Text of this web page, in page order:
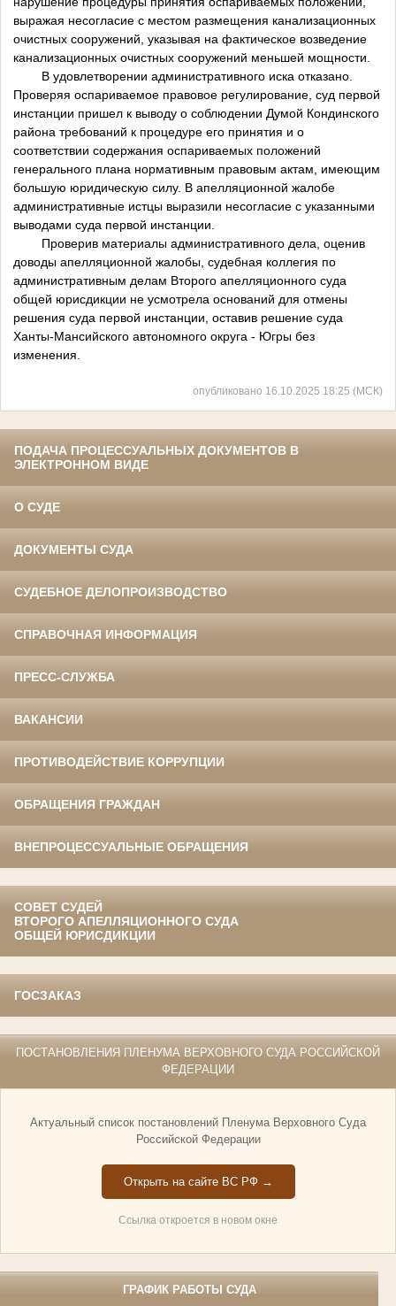
выражая несогласие с местом размещения канализационных
очистных сооружений, указывая на фактическое возведение
канализационных очистных сооружений меньшей мощности.
В удовлетворении административного иска отказано.
Проверяя оспариваемое правовое регулирование, суд первой
инстанции пришел к выводу о соблюдении Думой Кондинского
района требований к процедуре его принятия и о
соответствии содержания оспариваемых положений
генерального плана нормативным правовым актам, имеющим
большую юридическую силу. В апелляционной жалобе
административные истцы выразили несогласие с указанными
выводами суда первой инстанции.
Проверив материалы административного дела, оценив
доводы апелляционной жалобы, судебная коллегия по
административным делам Второго апелляционного суда
общей юрисдикции не усмотрела оснований для отмены
решения суда первой инстанции, оставив решение суда
Ханты-Мансийского автономного округа - Югры без
изменения.
опубликовано 16.10.2025 18:25 (МСК)
ПОДАЧА ПРОЦЕССУАЛЬНЫХ ДОКУМЕНТОВ В
ЭЛЕКТРОННОМ ВИДЕ
О СУДЕ
ДОКУМЕНТЫ СУДА
СУДЕБНОЕ ДЕЛОПРОИЗВОДСТВО
СПРАВОЧНАЯ ИНФОРМАЦИЯ
ПРЕСС-СЛУЖБА
ВАКАНСИИ
ПРОТИВОДЕЙСТВИЕ КОРРУПЦИИ
ОБРАЩЕНИЯ ГРАЖДАН
ВНЕПРОЦЕССУАЛЬНЫЕ ОБРАЩЕНИЯ
СОВЕТ СУДЕЙ
ВТОРОГО АПЕЛЛЯЦИОННОГО СУДА
ОБЩЕЙ ЮРИСДИКЦИИ
ГОСЗАКАЗ
ПОСТАНОВЛЕНИЯ ПЛЕНУМА ВЕРХОВНОГО СУДА РОССИЙСКОЙ
ФЕДЕРАЦИИ
Актуальный список постановлений Пленума Верховного Суда
Российской Федерации
Открыть на сайте ВС РФ →
Ссылка откроется в новом окне
ГРАФИК РАБОТЫ СУДА